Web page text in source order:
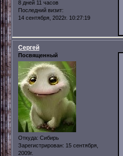
8 дней 11 часов
Последний визит:
14 сентября, 2022г. 10:27:19
Сергей
Посвященный
Откуда: Сибирь
Зарегистрирован: 15 сентября,
2009г.